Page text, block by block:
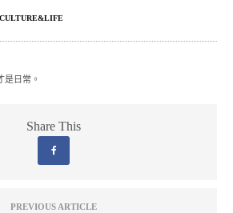
是日常。
Share This
PREVIOUS ARTICLE